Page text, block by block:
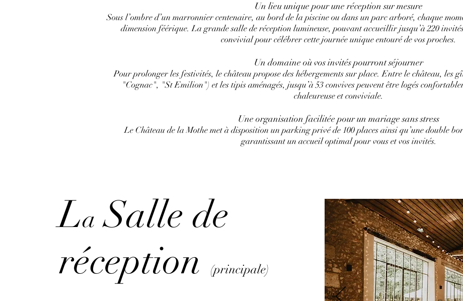
Un lieu unique pour une réception sur mesure
Sous l’ombre d’un marronnier centenaire, au bord de la piscine ou dans un parc arboré, chaque
dimension féérique. La grande salle de réception lumineuse, pouvant accueillir jusqu’à 220
convivial pour célébrer cette journée unique entouré de vos proches.
Un domaine où vos invités pourront séjourner
Pour prolonger les festivités, le château propose des hébergements sur place. Entre le château, les
"Cognac", "St Emilion") et les tipis aménagés, jusqu’à 53 convives peuvent être logés
chaleureuse et conviviale.
Une organisation facilitée pour un mariage sans stress
Le Château de la Mothe met à disposition un parking privé de 100 places ainsi qu’une double
garantissant un accueil optimal pour vous et vos invités.
La Salle de
réception
(principale)